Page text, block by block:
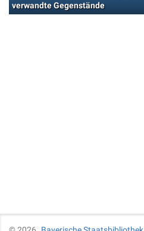
verwandte Gegenstände